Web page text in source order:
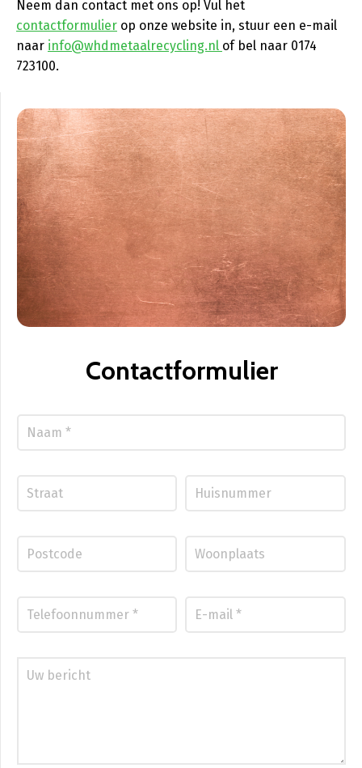
Neem dan contact met ons op! Vul het
contactformulier op onze website in, stuur een e-mail
naar info@whdmetaalrecycling.nl of bel naar 0174
723100.
Contactformulier